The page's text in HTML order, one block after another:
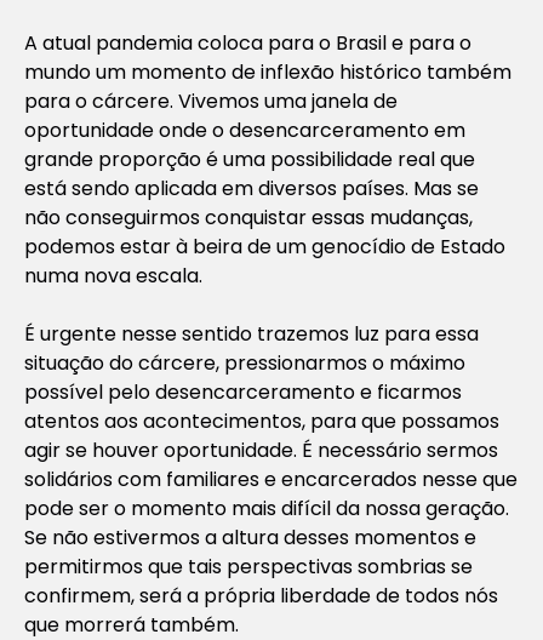
A atual pandemia coloca para o Brasil e para o
mundo um momento de inflexão histórico também
para o cárcere. Vivemos uma janela de
oportunidade onde o desencarceramento em
grande proporção é uma possibilidade real que
está sendo aplicada em diversos países. Mas se
não conseguirmos conquistar essas mudanças,
podemos estar à beira de um genocídio de Estado
numa nova escala.
É urgente nesse sentido trazemos luz para essa
situação do cárcere, pressionarmos o máximo
possível pelo desencarceramento e ficarmos
atentos aos acontecimentos, para que possamos
agir se houver oportunidade. É necessário sermos
solidários com familiares e encarcerados nesse que
pode ser o momento mais difícil da nossa geração.
Se não estivermos a altura desses momentos e
permitirmos que tais perspectivas sombrias se
confirmem, será a própria liberdade de todos nós
que morrerá também.